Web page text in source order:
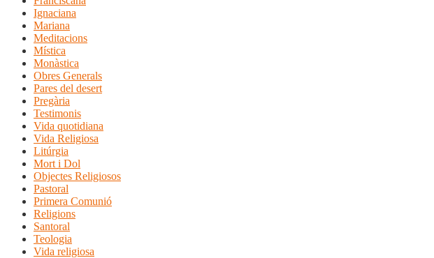
Ignaciana
Mariana
Meditacions
Mística
Monàstica
Obres Generals
Pares del desert
Pregària
Testimonis
Vida quotidiana
Vida Religiosa
Litúrgia
Mort i Dol
Objectes Religiosos
Pastoral
Primera Comunió
Religions
Santoral
Teologia
Vida religiosa